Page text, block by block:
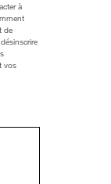
à
de
vos